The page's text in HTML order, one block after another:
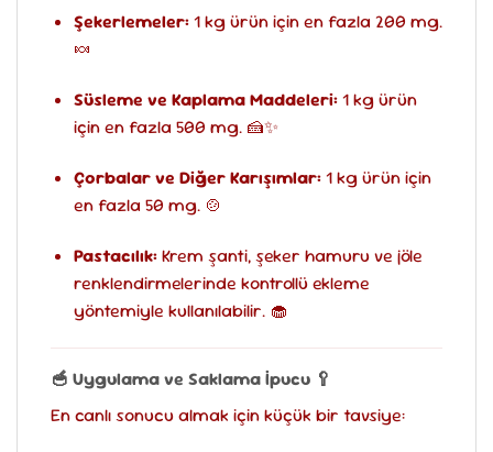
Şekerlemeler:1 kg ürün için en fazla 200 mg.
🍬
Süsleme ve Kaplama Maddeleri:1 kg ürün
için en fazla 500 mg. 🍰✨
Çorbalar ve Diğer Karışımlar:1 kg ürün için
en fazla 50 mg. 🍲
Pastacılık:Krem şanti, şeker hamuru ve jöle
renklendirmelerinde kontrollü ekleme
yöntemiyle kullanılabilir. 🧁
🥣 Uygulama ve Saklama İpucu 🥄
En canlı sonucu almak için küçük bir tavsiye: